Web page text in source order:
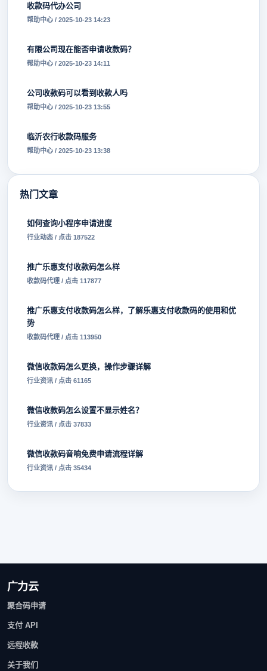
收款码代办公司
帮助中心 / 2025-10-23 14:23
有限公司现在能否申请收款码？
帮助中心 / 2025-10-23 14:11
公司收款码可以看到收款人吗
帮助中心 / 2025-10-23 13:55
临沂农行收款码服务
帮助中心 / 2025-10-23 13:38
热门文章
如何查询小程序申请进度
行业动态 / 点击 187522
推广乐惠支付收款码怎么样
收款码代理 / 点击 117877
推广乐惠支付收款码怎么样，了解乐惠支付收款码的使用和优
势
收款码代理 / 点击 113950
微信收款码怎么更换，操作步骤详解
行业资讯 / 点击 61165
微信收款码怎么设置不显示姓名？
行业资讯 / 点击 37833
微信收款码音响免费申请流程详解
行业资讯 / 点击 35434
广力云
聚合码申请
支付 API
远程收款
关于我们